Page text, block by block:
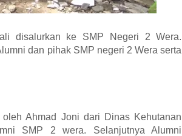
disalurkan ke SMP Negeri 2 Wera.
dan pihak SMP negeri 2 Wera serta
Ahmad Joni dari Dinas Kehutanan
SMP 2 wera. Selanjutnya Alumni